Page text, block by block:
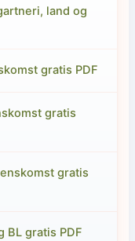
land og
gratis PDF
gratis
gratis
BL gratis PDF